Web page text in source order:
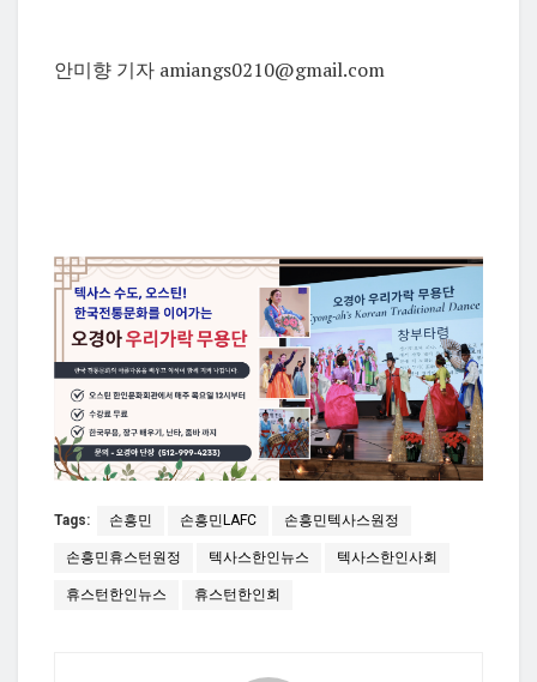
안미향 기자 amiangs0210@gmail.com
Tags: 손흥민 손흥민LAFC 손흥민텍사스원정
손흥민휴스턴원정 텍사스한인뉴스 텍사스한인사회
휴스턴한인뉴스 휴스턴한인회